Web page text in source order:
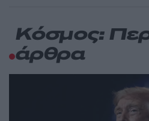
Κόσμος:
άρθρα